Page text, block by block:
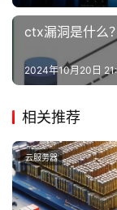
ctx漏洞是什么
2024年10月20日
相关推荐
云服务器